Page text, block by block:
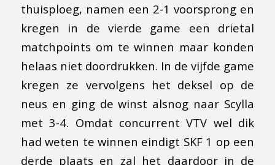
thuisploeg, namen een 2-1 voorsprong en
kregen in de vierde game een drietal
matchpoints om te winnen maar konden
helaas niet doordrukken. In de vijfde game
kregen ze vervolgens het deksel op de
neus en ging de winst alsnog naar Scylla
met 3-4. Omdat concurrent VTV wel dik
had weten te winnen eindigt SKF 1 op een
derde plaats en zal het daardoor in de